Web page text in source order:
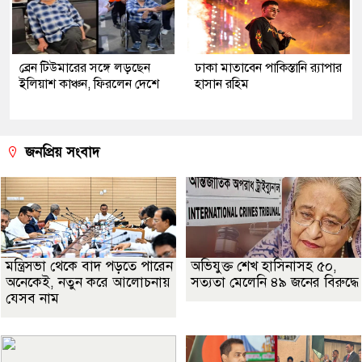
ব্রেন টিউমারের সঙ্গে লড়ছেন
ইলিয়াশ কাঞ্চন, ফিরলেন দেশে
ঢাকা মাতাবেন পাকিস্তানি র‍্যাপার
হাসান রহিম
জনপ্রিয় সংবাদ
মন্ত্রিসভা থেকে বাদ পড়তে পারেন
অনেকেই, নতুন করে আলোচনায়
যেসব নাম
অভিযুক্ত শেখ হাসিনাসহ ৫০,
সত্যতা মেলেনি ৪৯ জনের বিরুদ্ধে